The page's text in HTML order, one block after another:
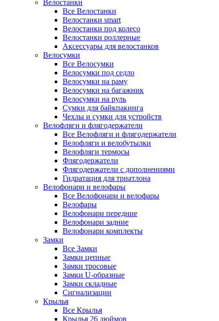
Велостанки
Все Велостанки
Велостанки smart
Велостанки под колесо
Велостанки роллерные
Аксессуары для велостанков
Велосумки
Все Велосумки
Велосумки под седло
Велосумки на раму
Велосумки на багажник
Велосумки на руль
Сумки для байкпакинга
Чехлы и сумки для устройств
Велофляги и флягодержатели
Все Велофляги и флягодержатели
Велофляги и велобутылки
Велофляги термосы
Флягодержатели
Флягодержатели с дополнениями
Гидратация для триатлона
Велофонари и велофары
Все Велофонари и велофары
Велофары
Велофонари передние
Велофонари задние
Велофонари комплекты
Замки
Все Замки
Замки цепные
Замки тросовые
Замки U-образные
Замки складные
Сигнализации
Крылья
Все Крылья
Крылья 26 дюймов